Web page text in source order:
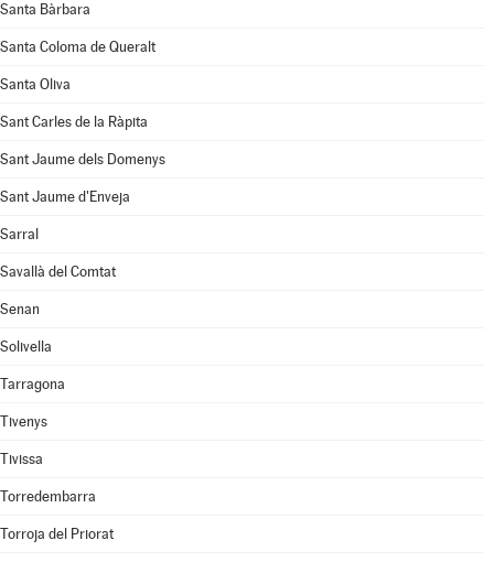
Santa Bàrbara
Santa Coloma de Queralt
Santa Oliva
Sant Carles de la Ràpita
Sant Jaume dels Domenys
Sant Jaume d'Enveja
Sarral
Savallà del Comtat
Senan
Solivella
Tarragona
Tivenys
Tivissa
Torredembarra
Torroja del Priorat